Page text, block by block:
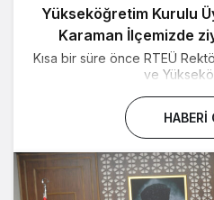
Yükseköğretim Kurulu
Karaman İlçemizde
Kısa bir süre önce RTEÜ
ve
HABERI